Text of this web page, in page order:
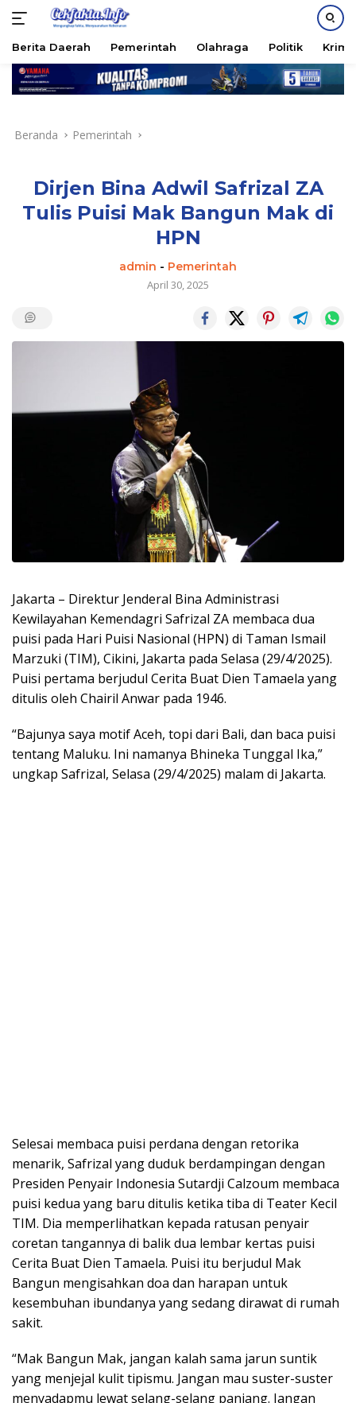
Langsung
Berita Daerah Pemerintah Olahraga Politik
Beranda Pemerintah
Dirjen Bina Adwil Safrizal ZA
Tulis Puisi Mak Bangun Mak di
HPN
admin - Pemerintah
April 30, 2025
Jakarta – Direktur Jenderal Bina Administrasi
Kewilayahan Kemendagri Safrizal ZA membaca dua
puisi pada Hari Puisi Nasional (HPN) di Taman Ismail
Marzuki (TIM), Cikini, Jakarta pada Selasa (29/4/2025).
Puisi pertama berjudul Cerita Buat Dien Tamaela yang
ditulis oleh Chairil Anwar pada 1946.
“Bajunya saya motif Aceh, topi dari Bali, dan baca puisi
tentang Maluku. Ini namanya Bhineka Tunggal Ika,”
ungkap Safrizal, Selasa (29/4/2025) malam di Jakarta.
Selesai membaca puisi perdana dengan retorika
menarik, Safrizal yang duduk berdampingan dengan
Presiden Penyair Indonesia Sutardji Calzoum membaca
puisi kedua yang baru ditulis ketika tiba di Teater Kecil
TIM. Dia memperlihatkan kepada ratusan penyair
coretan tangannya di balik dua lembar kertas puisi
Cerita Buat Dien Tamaela. Puisi itu berjudul Mak
Bangun mengisahkan doa dan harapan untuk
kesembuhan ibundanya yang sedang dirawat di rumah
sakit.
“Mak Bangun Mak, jangan kalah sama jarun suntik
yang menjejal kulit tipismu. Jangan mau suster-suster
menyadapmu lewat selang-selang panjang. Jangan